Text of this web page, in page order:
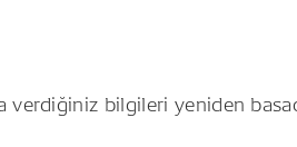
bilgileri yeniden